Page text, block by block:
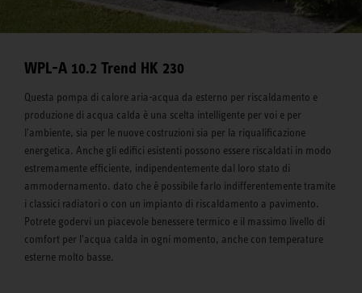
WPL-A 10.2 Trend HK 230
Questa pompa di calore aria-acqua da esterno per riscaldamento e
produzione di acqua calda è una scelta intelligente per voi e per
l'ambiente, sia per le nuove costruzioni sia per la riqualificazione
energetica. Anche gli edifici esistenti possono essere riscaldati in modo
estremamente efficiente, indipendentemente dal loro stato di
ammodernamento. dato che è possibile farlo indifferentemente tramite
i classici radiatori o con un impianto di riscaldamento a pavimento.
Potrete godervi un piacevole benessere termico e il massimo livello di
comfort per l'acqua calda in ogni momento, anche con temperature
esterne molto basse.